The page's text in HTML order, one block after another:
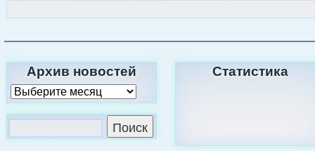
Архив новостей Статистика